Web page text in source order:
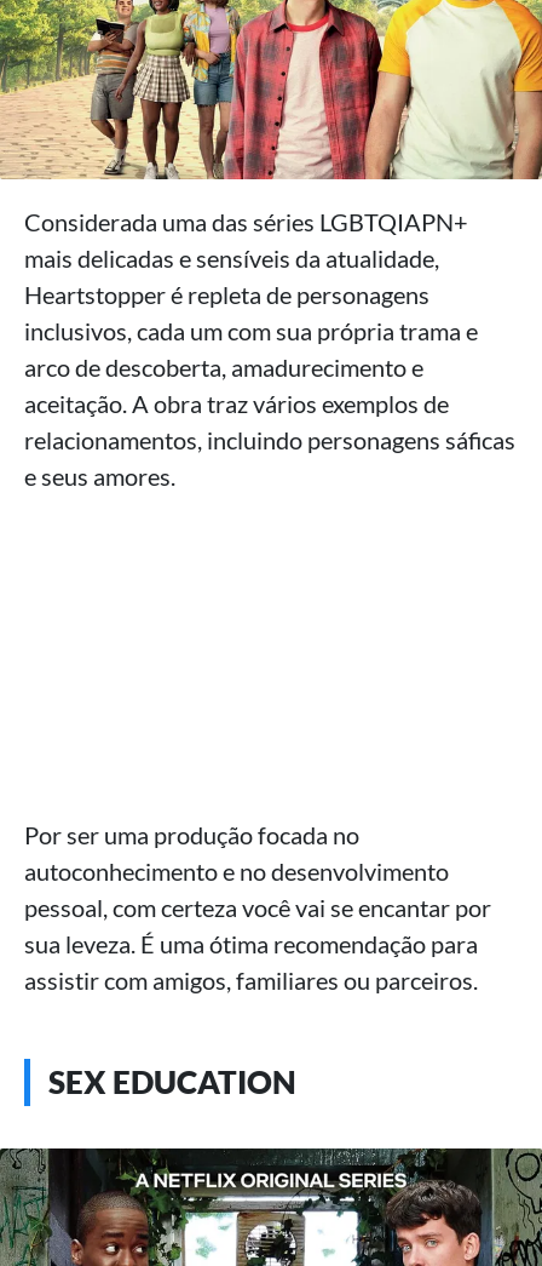
Considerada uma das séries LGBTQIAPN+
mais delicadas e sensíveis da atualidade,
Heartstopper é repleta de personagens
inclusivos, cada um com sua própria trama e
arco de descoberta, amadurecimento e
aceitação. A obra traz vários exemplos de
relacionamentos, incluindo personagens sáficas
e seus amores.
Por ser uma produção focada no
autoconhecimento e no desenvolvimento
pessoal, com certeza você vai se encantar por
sua leveza. É uma ótima recomendação para
assistir com amigos, familiares ou parceiros.
SEX EDUCATION